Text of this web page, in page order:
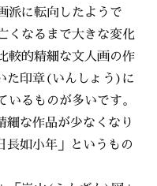
派に転向したようで
くなるまで大きな変化
較的精細な文人画の作
た印章(いんしょう)に
るものが多いです。
細な作品が少なくなり
長如小年」というもの